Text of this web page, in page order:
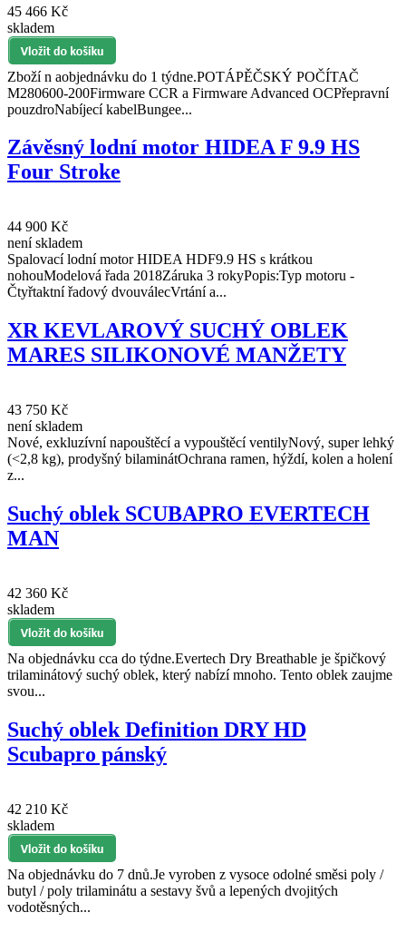
45 466 Kč
skladem
Zboží n aobjednávku do 1 týdne.POTÁPĚČSKÝ POČÍTAČ
M280600-200Firmware CCR a Firmware Advanced OCPřepravní
pouzdroNabíjecí kabelBungee...
Závěsný lodní motor HIDEA F 9.9 HS
Four Stroke
44 900 Kč
není skladem
Spalovací lodní motor HIDEA HDF9.9 HS s krátkou
nohouModelová řada 2018Záruka 3 rokyPopis:Typ motoru -
Čtyřtaktní řadový dvouválecVrtání a...
XR KEVLAROVÝ SUCHÝ OBLEK
MARES SILIKONOVÉ MANŽETY
43 750 Kč
není skladem
Nové, exkluzívní napouštěcí a vypouštěcí ventilyNový, super lehký
(<2,8 kg), prodyšný bilaminátOchrana ramen, hýždí, kolen a holení
z...
Suchý oblek SCUBAPRO EVERTECH
MAN
42 360 Kč
skladem
Na objednávku cca do týdne.Evertech Dry Breathable je špičkový
trilaminátový suchý oblek, který nabízí mnoho. Tento oblek zaujme
svou...
Suchý oblek Definition DRY HD
Scubapro pánský
42 210 Kč
skladem
Na objednávku do 7 dnů.Je vyroben z vysoce odolné směsi poly /
butyl / poly trilaminátu a sestavy švů a lepených dvojitých
vodotěsných...